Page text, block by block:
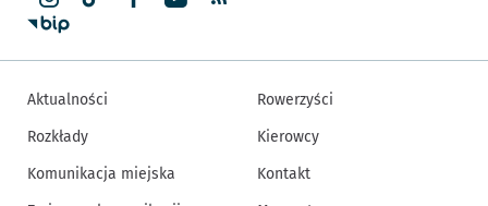
Aktualności
Rozkłady
Komunikacja miejska
Rowerzyści
Kierowcy
Kontakt